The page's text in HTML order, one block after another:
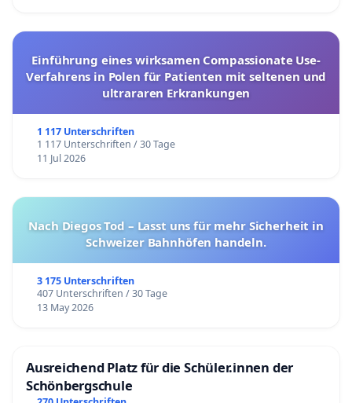
Einführung eines wirksamen Compassionate Use-
Verfahrens in Polen für Patienten mit seltenen und
ultrararen Erkrankungen
1 117 Unterschriften
1 117 Unterschriften / 30 Tage
11 Jul 2026
Nach Diegos Tod – Lasst uns für mehr Sicherheit in
Schweizer Bahnhöfen handeln.
3 175 Unterschriften
407 Unterschriften / 30 Tage
13 May 2026
Ausreichend Platz für die Schüler.innen der
Schönbergschule